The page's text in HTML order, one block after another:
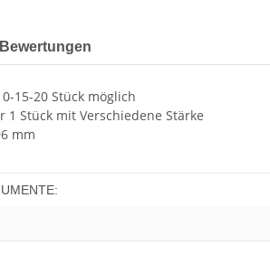
Bewertungen
15-20 Stück möglich
1 Stück mit Verschiedene Stärke
mm